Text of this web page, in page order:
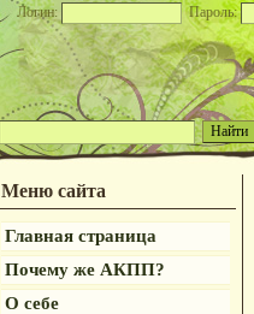
Логин: Пароль:
Меню сайта
Главная страница
Почему же АКПП?
О себе